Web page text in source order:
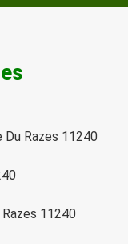
Du Razes 11240
11240